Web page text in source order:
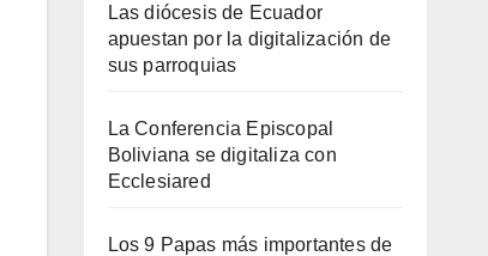
Las diócesis de Ecuador
apuestan por la digitalización de
sus parroquias
La Conferencia Episcopal
Boliviana se digitaliza con
Ecclesiared
Los 9 Papas más importantes de